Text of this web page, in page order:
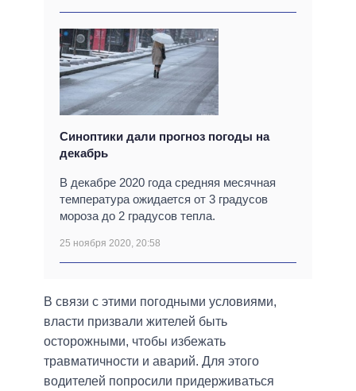
Синоптики дали прогноз погоды на
декабрь
В декабре 2020 года средняя месячная
температура ожидается от 3 градусов
мороза до 2 градусов тепла.
25 ноября 2020, 20:58
В связи с этими погодными условиями,
власти призвали жителей быть
осторожными, чтобы избежать
травматичности и аварий. Для этого
водителей попросили придерживаться